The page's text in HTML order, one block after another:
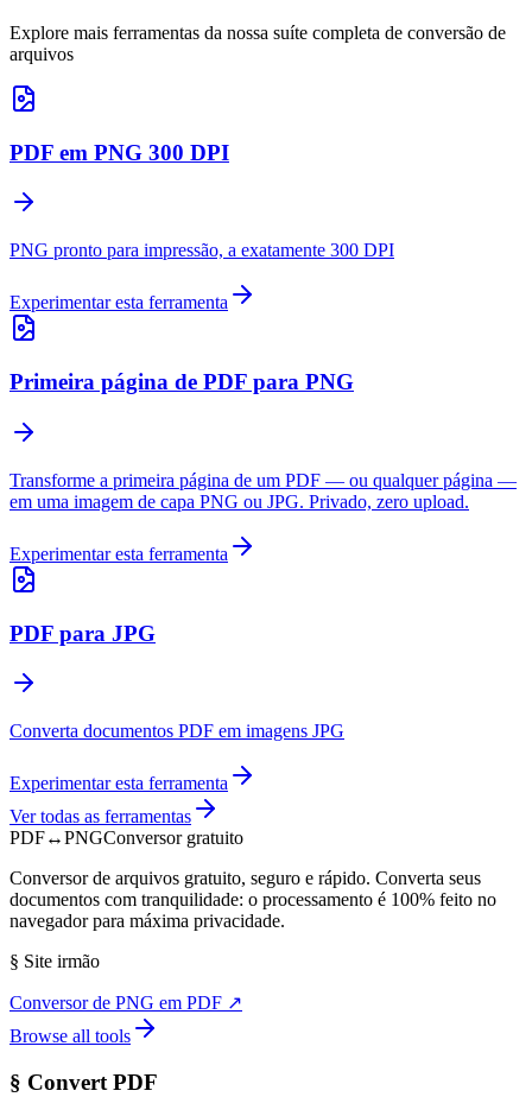
Explore mais ferramentas da nossa suíte completa de conversão de
arquivos
PDF em PNG 300 DPI
PNG pronto para impressão, a exatamente 300 DPI
Experimentar esta ferramenta
Primeira página de PDF para PNG
Transforme a primeira página de um PDF — ou qualquer página —
em uma imagem de capa PNG ou JPG. Privado, zero upload.
Experimentar esta ferramenta
PDF para JPG
Converta documentos PDF em imagens JPG
Experimentar esta ferramenta
Ver todas as ferramentas
PDF↔PNGConversor gratuito
Conversor de arquivos gratuito, seguro e rápido. Converta seus
documentos com tranquilidade: o processamento é 100% feito no
navegador para máxima privacidade.
§ Site irmão
Conversor de PNG em PDF ↗
Browse all tools
§ Convert PDF